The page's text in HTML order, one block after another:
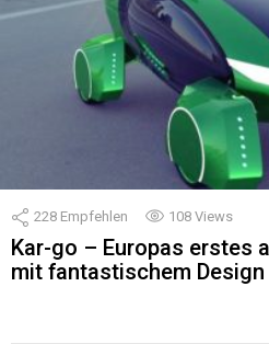
228 Empfehlen 108 Views
Kar-go – Europas erstes
mit fantastischem Design